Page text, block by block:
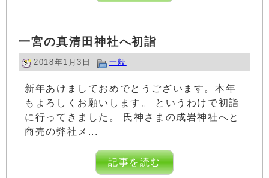
一宮の真清田神社へ初詣
2018年1月3日 一般
新年あけましておめでとうございます。本年
もよろしくお願いします。 というわけで初詣
に行ってきました。 氏神さまの成岩神社へと
商売の弊社メ...
記事を読む